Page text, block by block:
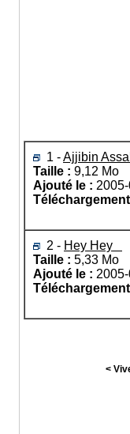
1 -Ajjibin
Taille : 9,12 Mo
Ajouté le :
2 - Hey Hey
Taille : 5,33 Mo
Ajouté le :
<